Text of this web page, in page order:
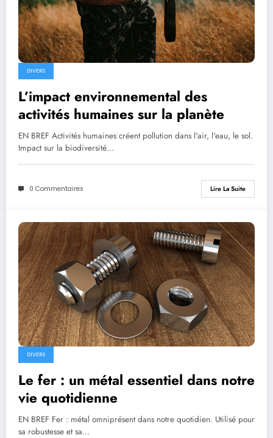
DIVERS
L’impact environnemental des
activités humaines sur la planète
EN BREF Activités humaines créent pollution dans l'air, l'eau, le sol.
Impact sur la biodiversité…
0 Commentaires Lire La Suite
DIVERS
Le fer : un métal essentiel dans notre
vie quotidienne
EN BREF Fer : métal omniprésent dans notre quotidien. Utilisé pour
sa robustesse et sa…